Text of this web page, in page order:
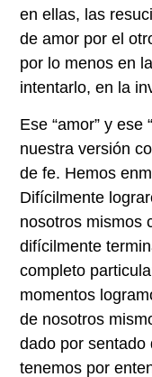
en ellas, las
de amor por el
por lo menos en
intentarlo, en la
Ese “amor” y ese
nuestra versión
de fe. Hemos
Difícilmente
nosotros mismos
difícilmente
completo
momentos
de nosotros
dado por sentado
tenemos por